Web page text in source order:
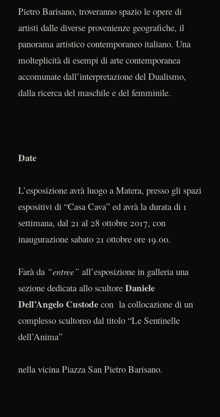
Pietro Barisano, troveranno spazio le opere di
artisti dalle diverse provenienze geografiche, il
panorama artistico contemporaneo italiano. Una
molteplicità di esempi di arte contemporanea
accomunate dall’interpretazione del Dualismo,
dalla ricerca del maschile e del femminile.
Date
L’esposizione avrà luogo a Matera, presso gli spazi
espositivi di “Casa Cava” ed avrà la durata di 1
settimana, dal 21 al 28 ottobre 2017, con
inaugurazione sabato 21 ottobre ore 19.00.
Farà da “entree” all’esposizione in galleria una
sezione dedicata allo scultore Daniele
Dell’Angelo Custode con la collocazione di un
complesso scultoreo dal titolo “Le Sentinelle
dell’Anima”
nella vicina Piazza San Pietro Barisano.